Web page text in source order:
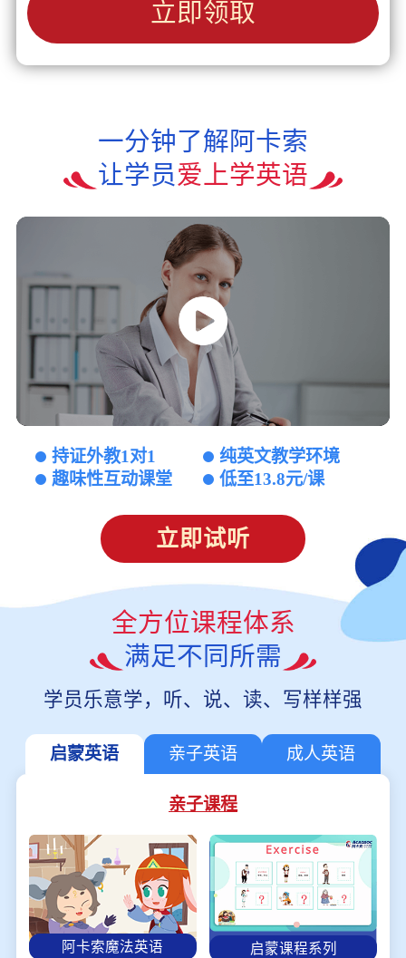
立即领取
一分钟了解阿卡索
让学员爱上学英语
持证外教1对1
纯英文教学环境
趣味性互动课堂
低至13.8元/课
立即试听
全方位课程体系
满足不同所需
学员乐意学，听、说、读、写样样强
启蒙英语 亲子英语 成人英语
亲子课程
阿卡索魔法英语 启蒙课程系列